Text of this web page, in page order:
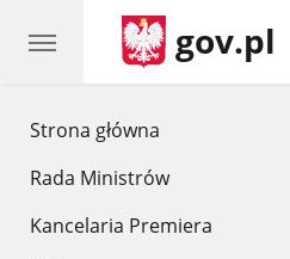
Strona główna
Rada Ministrów
Kancelaria Premiera
gov.pl